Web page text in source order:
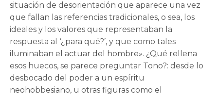
situación de desorientación que aparece una vez
que fallan las referencias tradicionales, o sea, los
ideales y los valores que representaban la
respuesta al ‘¿para qué?’, y que como tales
iluminaban el actuar del hombre». ¿Qué rellena
esos huecos, se parece preguntar Tono?: desde lo
desbocado del poder a un espíritu
neohobbesiano, u otras figuras como el